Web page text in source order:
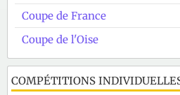
Coupe de France
Coupe de l'Oise
COMPÉTITIONS